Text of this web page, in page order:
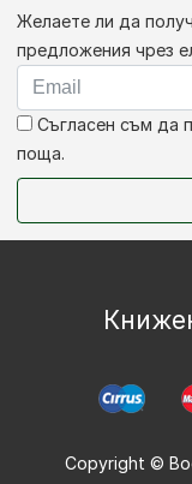
Желаете ли да
предложения чрез
Съгласен съм да
поща.
Copyright ©